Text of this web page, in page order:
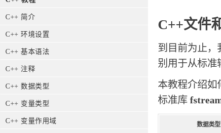
C++ 简介
C++ 环境设置
C++ 基本语法
C++ 注释
C++ 数据类型
C++ 变量类型
C++ 变量作用域
C++文件
到目前为止
别用于从标准
本教程介绍如
标准库
数据类型